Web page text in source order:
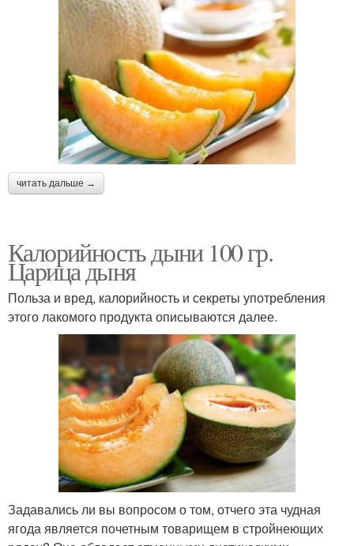
читать дальше →
Калорийность дыни 100 гр.
Царица дыня
Польза и вред, калорийность и секреты употребления
этого лакомого продукта описываются далее.
Задавались ли вы вопросом о том, отчего эта чудная
ягода является почетным товарищем в стройнеющих